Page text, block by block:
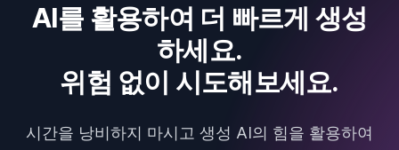
AI를 활용하여 더 빠르게 생성
하세요.
위험 없이 시도해보세요.
시간을 낭비하지 마시고 생성 AI의 힘을 활용하여